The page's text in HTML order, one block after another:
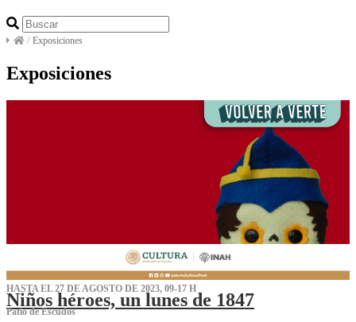
/ Exposiciones
Exposiciones
HASTA EL 27 DE AGOSTO DE 2023, 09-17 H
Niños héroes, un lunes de 1847
Patio de Escudos